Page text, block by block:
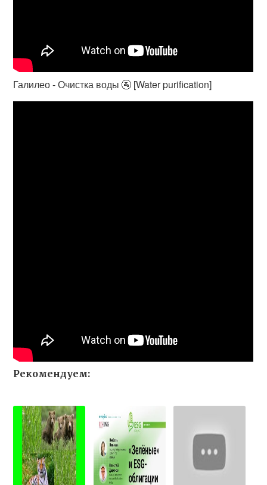
Галилео - Очистка воды 🚰 [Water purification]
Рекомендуем: